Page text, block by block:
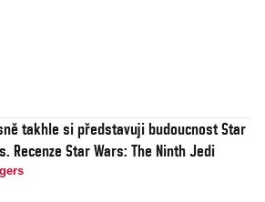
takhle si představuji budoucnost Star
Recenze Star Wars: The Ninth Jedi